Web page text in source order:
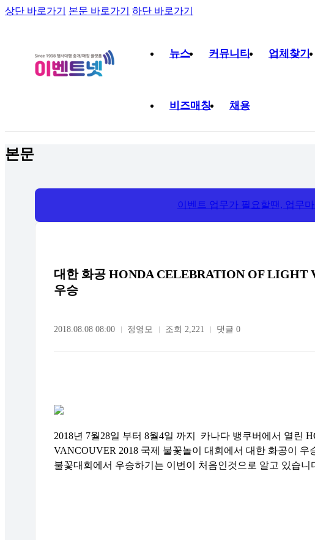
상단 바로가기 본문 바로가기 하단 바로가기
뉴스 커뮤니티 업체찾기
비즈매칭 채용
본문
이벤트 업무가 필요할땐, 업무
대한 화공 HONDA CELEBRATION OF LIGHT
우승
2018.08.08 08:00 정영모 조회 2,221 댓글 0
2018년 7월28일 부터 8월4일 까지 카나다 뱅쿠버에서 열린
VANCOUVER 2018 국제 불꽃놀이 대회에서 대한 화공이 우
불꽃대회에서 우승하기는 이번이 처음인것으로 알고 있습